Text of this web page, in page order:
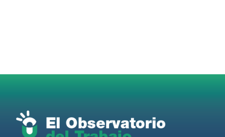
RT@casdcamioneros
1 1 Twitter